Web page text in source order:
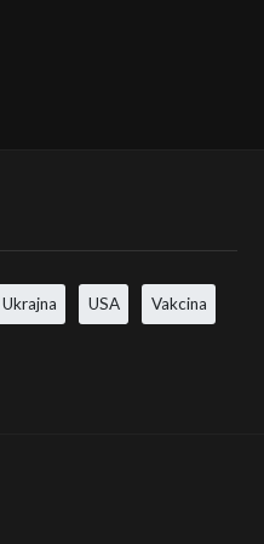
Ukrajna USA Vakcina